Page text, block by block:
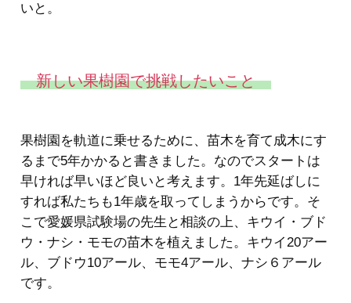
いと。
新しい果樹園で挑戦したいこと
果樹園を軌道に乗せるために、苗木を育て成木にす
るまで5年かかると書きました。なのでスタートは
早ければ早いほど良いと考えます。1年先延ばしに
すれば私たちも1年歳を取ってしまうからです。そ
こで愛媛県試験場の先生と相談の上、キウイ・ブド
ウ・ナシ・モモの苗木を植えました。キウイ20アー
ル、ブドウ10アール、モモ4アール、ナシ６アール
です。